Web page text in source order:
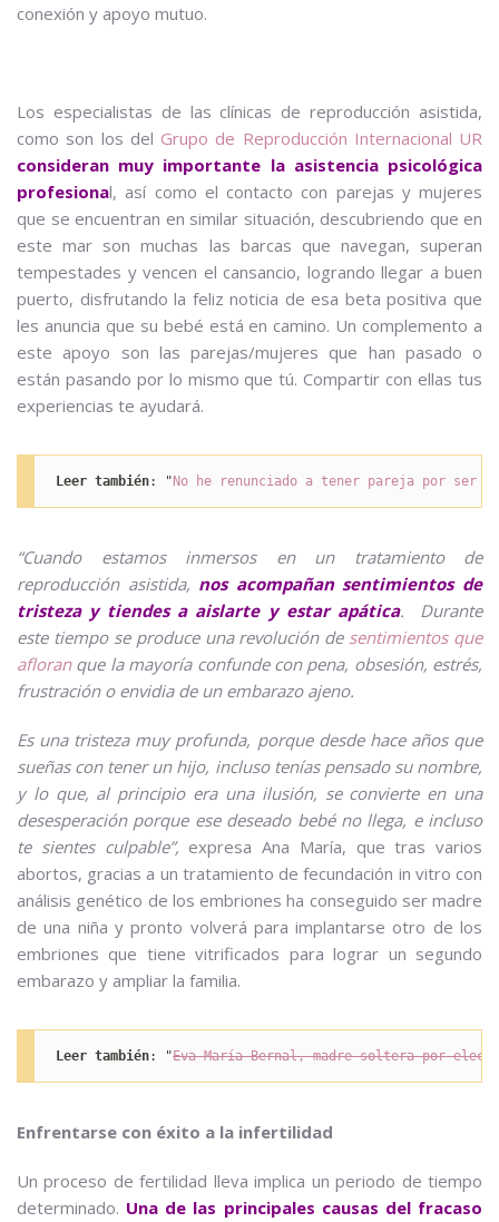
conexión y apoyo mutuo.
Los especialistas de las clínicas de reproducción asistida,
como son los del Grupo de Reproducción Internacional UR
consideran muy importante la asistencia psicológica
profesional, así como el contacto con parejas y mujeres
que se encuentran en similar situación, descubriendo que en
este mar son muchas las barcas que navegan, superan
tempestades y vencen el cansancio, logrando llegar a buen
puerto, disfrutando la feliz noticia de esa beta positiva que
les anuncia que su bebé está en camino. Un complemento a
este apoyo son las parejas/mujeres que han pasado o
están pasando por lo mismo que tú. Compartir con ellas tus
experiencias te ayudará.
Leer también: " No he renunciado a tener pareja por ser
“Cuando estamos inmersos en un tratamiento de
reproducción asistida, nos acompañan sentimientos de
tristeza y tiendes a aislarte y estar apática.
Durante
este tiempo se produce una revolución de sentimientos que
afloranque la mayoría confunde con pena, obsesión, estrés,
frustración o envidia de un embarazo ajeno.
Es una tristeza muy profunda, porque desde hace años que
sueñas con tener un hijo, incluso tenías pensado su nombre,
y lo que, al principio era una ilusión, se convierte en una
desesperación porque ese deseado bebé no llega, e incluso
te sientes culpable”, expresa Ana María, que tras varios
abortos, gracias a un tratamiento de fecundación in vitro con
análisis genético de los embriones ha conseguido ser madre
de una niña y pronto volverá para implantarse otro de los
embriones que tiene vitrificados para lograr un segundo
embarazo y ampliar la familia.
Leer también: "Eva María Bernal, madre soltera por
Enfrentarse con éxito a la infertilidad
Un proceso de fertilidad lleva implica un periodo de tiempo
determinado. Una de las principales causas del fracaso